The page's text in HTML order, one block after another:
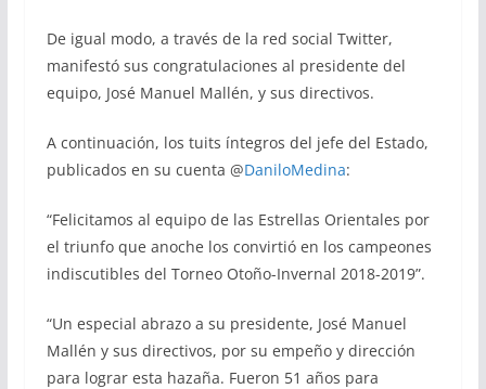
De igual modo, a través de la red social Twitter,
manifestó sus congratulaciones al presidente del
equipo, José Manuel Mallén, y sus directivos.
A continuación, los tuits íntegros del jefe del Estado,
publicados en su cuenta @DaniloMedina:
“Felicitamos al equipo de las Estrellas Orientales por
el triunfo que anoche los convirtió en los campeones
indiscutibles del Torneo Otoño-Invernal 2018-2019”.
“Un especial abrazo a su presidente, José Manuel
Mallén y sus directivos, por su empeño y dirección
para lograr esta hazaña. Fueron 51 años para